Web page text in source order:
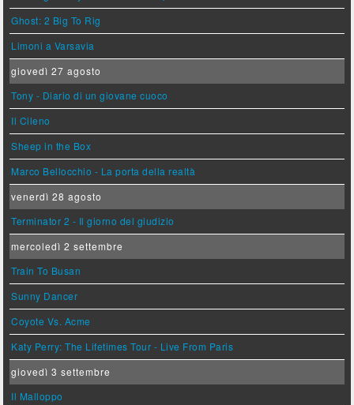
Ghost: 2 Big To Rig
Limoni a Varsavia
giovedì 27 agosto
Tony - Diario di un giovane cuoco
Il Cileno
Sheep in the Box
Marco Bellocchio - La porta della realtà
venerdì 28 agosto
Terminator 2 - Il giorno del giudizio
mercoledì 2 settembre
Train To Busan
Sunny Dancer
Coyote Vs. Acme
Katy Perry: The Lifetimes Tour - Live From Paris
giovedì 3 settembre
Il Malloppo